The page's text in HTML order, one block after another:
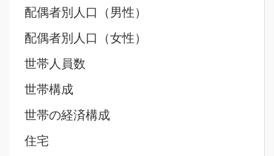
配偶者別人口（男性）
配偶者別人口（女性）
世帯人員数
世帯構成
世帯の経済構成
住宅